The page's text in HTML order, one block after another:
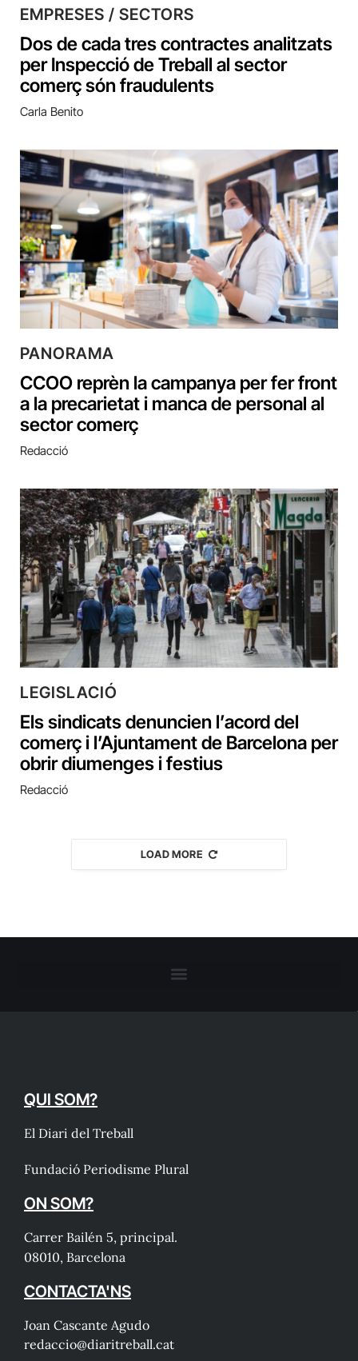
EMPRESES / SECTORS
Dos de cada tres contractes analitzats
per Inspecció de Treball al sector
comerç són fraudulents
Carla Benito
PANORAMA
CCOO reprèn la campanya per fer front
a la precarietat i manca de personal al
sector comerç
Redacció
LEGISLACIÓ
Els sindicats denuncien l’acord del
comerç i l’Ajuntament de Barcelona per
obrir diumenges i festius
Redacció
LOAD MORE
QUI SOM?
El Diari del Treball
Fundació Periodisme Plural
ON SOM?
Carrer Bailén 5, principal.
08010, Barcelona
CONTACTA'NS
Joan Cascante Agudo
redaccio@diaritreball.cat